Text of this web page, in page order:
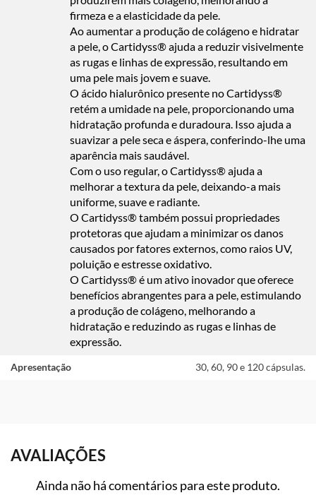
firmeza e a elasticidade da pele.
Ao aumentar a produção de colágeno e hidratar
a pele, o Cartidyss® ajuda a reduzir visivelmente
as rugas e linhas de expressão, resultando em
uma pele mais jovem e suave.
O ácido hialurônico presente no Cartidyss®
retém a umidade na pele, proporcionando uma
hidratação profunda e duradoura. Isso ajuda a
suavizar a pele seca e áspera, conferindo-lhe uma
aparência mais saudável.
Com o uso regular, o Cartidyss® ajuda a
melhorar a textura da pele, deixando-a mais
uniforme, suave e radiante.
O Cartidyss® também possui propriedades
protetoras que ajudam a minimizar os danos
causados por fatores externos, como raios UV,
poluição e estresse oxidativo.
O Cartidyss® é um ativo inovador que oferece
benefícios abrangentes para a pele, estimulando
a produção de colágeno, melhorando a
hidratação e reduzindo as rugas e linhas de
expressão.
Apresentação 30, 60, 90 e 120 cápsulas.
AVALIAÇÕES
Ainda não há comentários para este produto.